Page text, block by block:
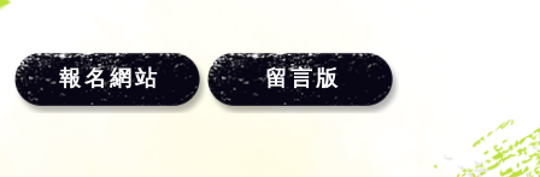
報名網站 留言版